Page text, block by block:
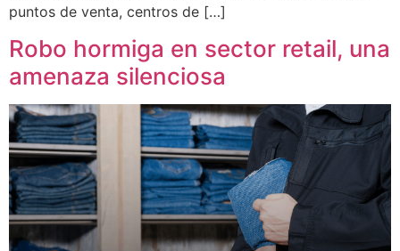
puntos de venta, centros de […]
Robo hormiga en sector retail, una
amenaza silenciosa